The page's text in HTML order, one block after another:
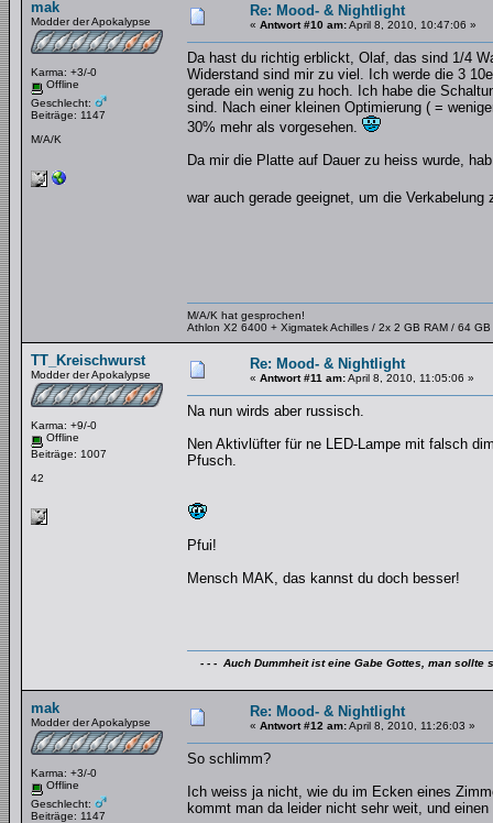
mak
Modder der Apokalypse
Karma: +3/-0
Offline
Geschlecht:
Beiträge: 1147
M/A/K
Re: Mood- & Nightlight
« Antwort #10 am:April 8, 2010, 10:47:06 »
Da hast du richtig erblickt, Olaf, das sind 1/4
Widerstand sind mir zu viel. Ich werde die 3
gerade ein wenig zu hoch. Ich habe die
sind. Nach einer kleinen Optimierung ( =
30% mehr als vorgesehen.
Da mir die Platte auf Dauer zu heiss wurde,
war auch gerade geeignet, um die
M/A/K hat gesprochen!
Athlon X2 6400 + Xigmatek Achilles / 2x 2 GB RAM / 64 GB
TT_Kreischwurst
Modder der Apokalypse
Karma: +9/-0
Offline
Beiträge: 1007
42
Re: Mood- & Nightlight
« Antwort #11 am:April 8, 2010, 11:05:06 »
Na nun wirds aber russisch.
Nen Aktivlüfter für ne LED-Lampe mit falsch
Pfusch.
Pfui!
Mensch MAK, das kannst du doch besser!
- - - Auch Dummheit ist eine Gabe Gottes, man sollte
mak
Modder der Apokalypse
Karma: +3/-0
Offline
Geschlecht:
Beiträge: 1147
Re: Mood- & Nightlight
« Antwort #12 am:April 8, 2010, 11:26:03 »
So schlimm?
Ich weiss ja nicht, wie du im Ecken eines
kommt man da leider nicht sehr weit, und